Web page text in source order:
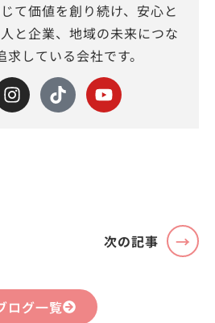
て価値を創り続け、安心と
と企業、地域の未来につな
している会社です。
次の記事
ログ一覧